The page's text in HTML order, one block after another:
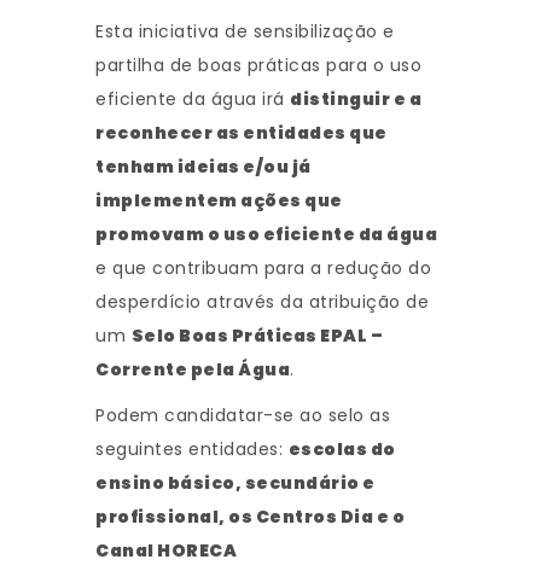
Esta iniciativa de sensibilização e
partilha de boas práticas para o uso
eficiente da água irá distinguir e a
reconhecer as entidades que
tenham ideias e/ou já
implementem ações que
promovam o uso eficiente da água
e que contribuam para a redução do
desperdício através da atribuição de
um Selo Boas Práticas EPAL –
Corrente pela Água.
Podem candidatar-se ao selo as
seguintes entidades: escolas do
ensino básico, secundário e
profissional, os Centros Dia e o
Canal HORECA